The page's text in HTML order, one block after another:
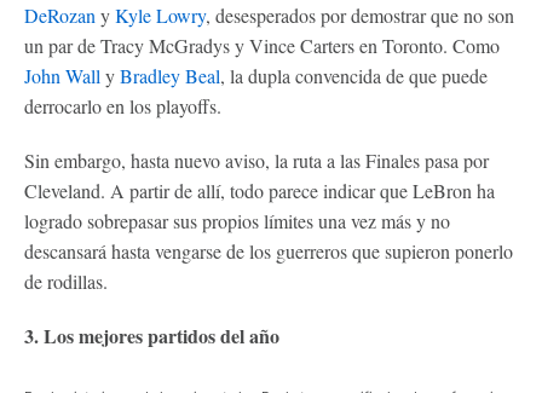
DeRozanyKyle Lowry, desesperados por demostrar que no son
un par de Tracy McGradys y Vince Carters en Toronto. Como
John WallyBradley Beal, la dupla convencida de que puede
derrocarlo en los playoffs.
Sin embargo, hasta nuevo aviso, la ruta a las Finales pasa por
Cleveland. A partir de allí, todo parece indicar que LeBron ha
logrado sobrepasar sus propios límites una vez más y no
descansará hasta vengarse de los guerreros que supieron ponerlo
de rodillas.
3. Los mejores partidos del año